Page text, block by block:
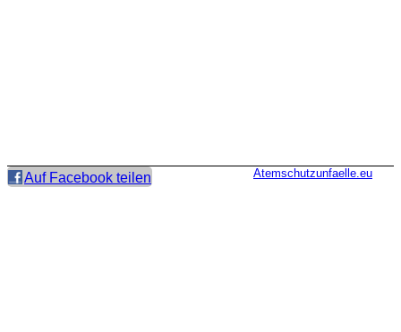
Auf Facebook teilen Atemschutzunfaelle.eu